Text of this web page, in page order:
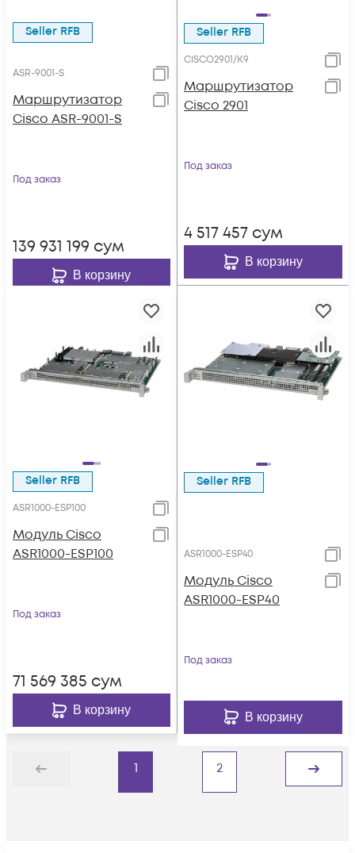
Seller RFB
ASR-9001-S
Маршрутизатор
Cisco ASR-9001-S
Под заказ
139 931 199 сум
В корзину
Seller RFB
CISCO2901/K9
Маршрутизатор
Cisco 2901
Под заказ
4 517 457 сум
В корзину
Seller RFB
ASR1000-ESP100
Модуль Cisco
ASR1000-ESP100
Под заказ
71 569 385 сум
В корзину
Seller RFB
ASR1000-ESP40
Модуль Cisco
ASR1000-ESP40
Под заказ
В корзину
Назад
1 2
Дальше